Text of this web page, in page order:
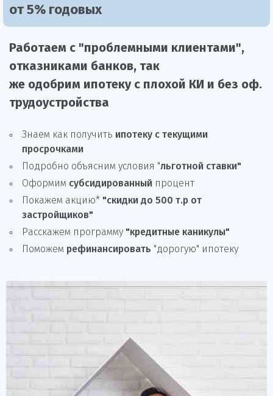
от 5% годовых
Работаем с "проблемными клиентами",
отказниками банков, так
же одобрим ипотеку с плохой КИ и без оф.
трудоустройства
Знаем как получить ипотеку с текущими
просрочками
Подробно объясним условия "льготной ставки"
Оформим субсидированный процент
Покажем акцию* "скидки до 500 т.р от
застройщиков"
Расскажем программу "кредитные каникулы"
Поможем рефинансировать "дорогую" ипотеку